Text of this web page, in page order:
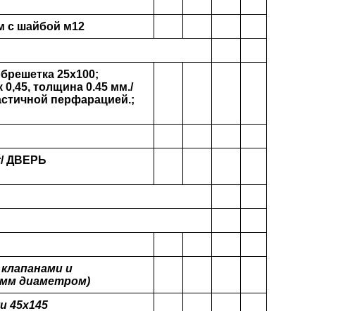
с шайбой м12
25х100;
0,45, толщина 0.45 мм./
перфарацией.;
ДВЕРЬ
и
диаметром)
45х145